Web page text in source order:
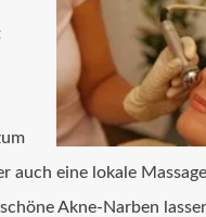
auch eine lokale
Akne-Narben